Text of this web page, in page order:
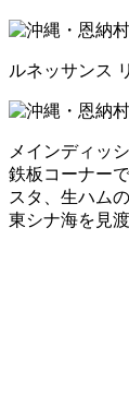
ルネッサンス
メインディッ
鉄板コーナー
スタ、生ハム
東シナ海を見